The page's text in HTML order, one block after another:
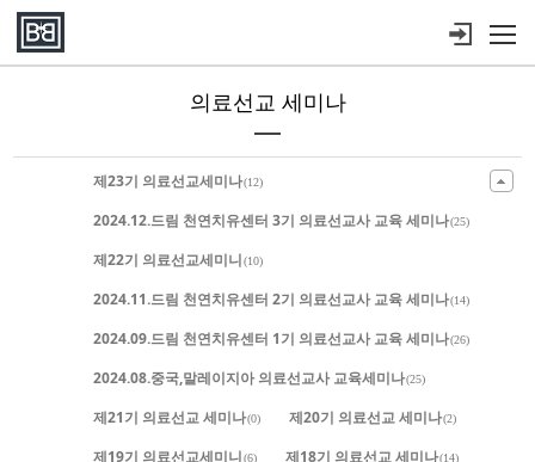
의료선교 세미나
제23기 의료선교세미나(12)
2024.12.드림 천연치유센터 3기 의료선교사 교육 세미나(25)
제22기 의료선교세미니(10)
2024.11.드림 천연치유센터 2기 의료선교사 교육 세미나(14)
2024.09.드림 천연치유센터 1기 의료선교사 교육 세미나(26)
2024.08.중국,말레이지아 의료선교사 교육세미나(25)
제21기 의료선교 세미나(0) 제20기 의료선교 세미나(2)
제19기 의료선교세미니(6) 제18기 의료선교 세미나(14)
Sketchbook5, 스케치북5
Sketchbook5, 스케치북5
Sketchbook5, 스케치북5
Sketchbook5, 스케치북5